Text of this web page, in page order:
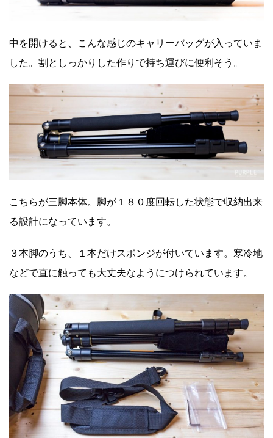
中を開けると、こんな感じのキャリーバッグが入っていま
した。割としっかりした作りで持ち運びに便利そう。
こちらが三脚本体。脚が１８０度回転した状態で収納出来
る設計になっています。
３本脚のうち、１本だけスポンジが付いています。寒冷地
などで直に触っても大丈夫なようにつけられています。